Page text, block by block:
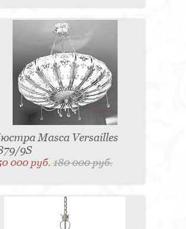
Masca Versailles
9S
000 руб.180 000 руб.